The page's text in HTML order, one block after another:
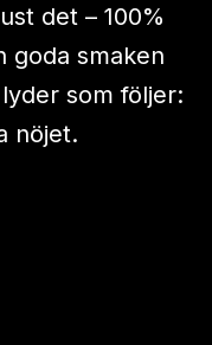
det – 100%
goda smaken
som följer:
nöjet.